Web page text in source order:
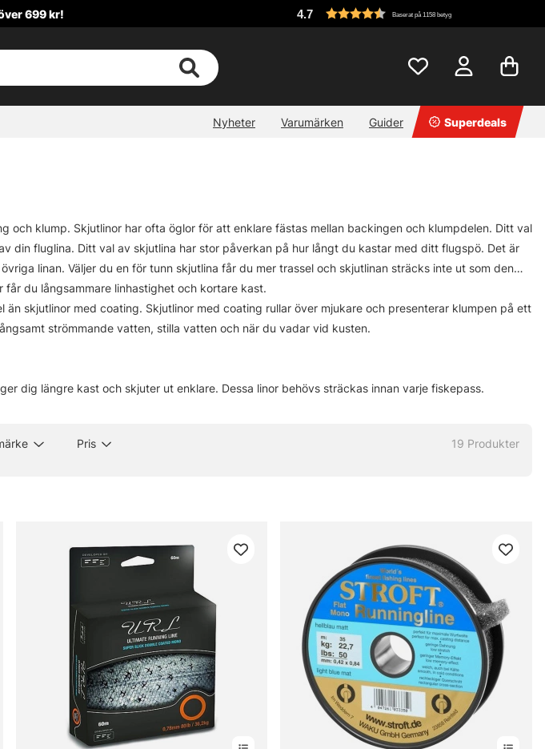
699 kr! 4.7 Baserat på 1158 betyg
Nyheter Varumärken Guider Superdeals
och klump. Skjutlinor har ofta öglor för att enklare fästas mellan backingen och klumpdelen. Ditt val
din fluglina. Ditt val av skjutlina har stor påverkan på hur långt du kastar med ditt flugspö. Det är
linan. Väljer du en för tunn skjutlina får du mer trassel och skjutlinan sträcks inte ut som den
du långsammare linhastighet och kortare kast.
än skjutlinor med coating. Skjutlinor med coating rullar över mjukare och presenterar klumpen på ett
strömmande vatten, stilla vatten och när du vadar vid kusten.
dig längre kast och skjuter ut enklare. Dessa linor behövs sträckas innan varje fiskepass.
Pris 19 Produkter